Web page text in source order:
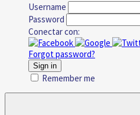
Username
Password
Conectar con:
Forgot password?
Sign in
Remember me